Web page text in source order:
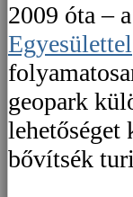
2009 óta – a
Egyesülettel
geopark
lehetőséget
bővítsék